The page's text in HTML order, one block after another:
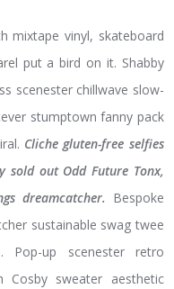
mixtape vinyl, skateboard
put a bird on it. Shabby
scenester chillwave slow-
stumptown fanny pack
Cliche gluten-free selfies
sold out Odd Future Tonx,
dreamcatcher. Bespoke
sustainable swag twee
Pop-up scenester retro
Cosby sweater aesthetic